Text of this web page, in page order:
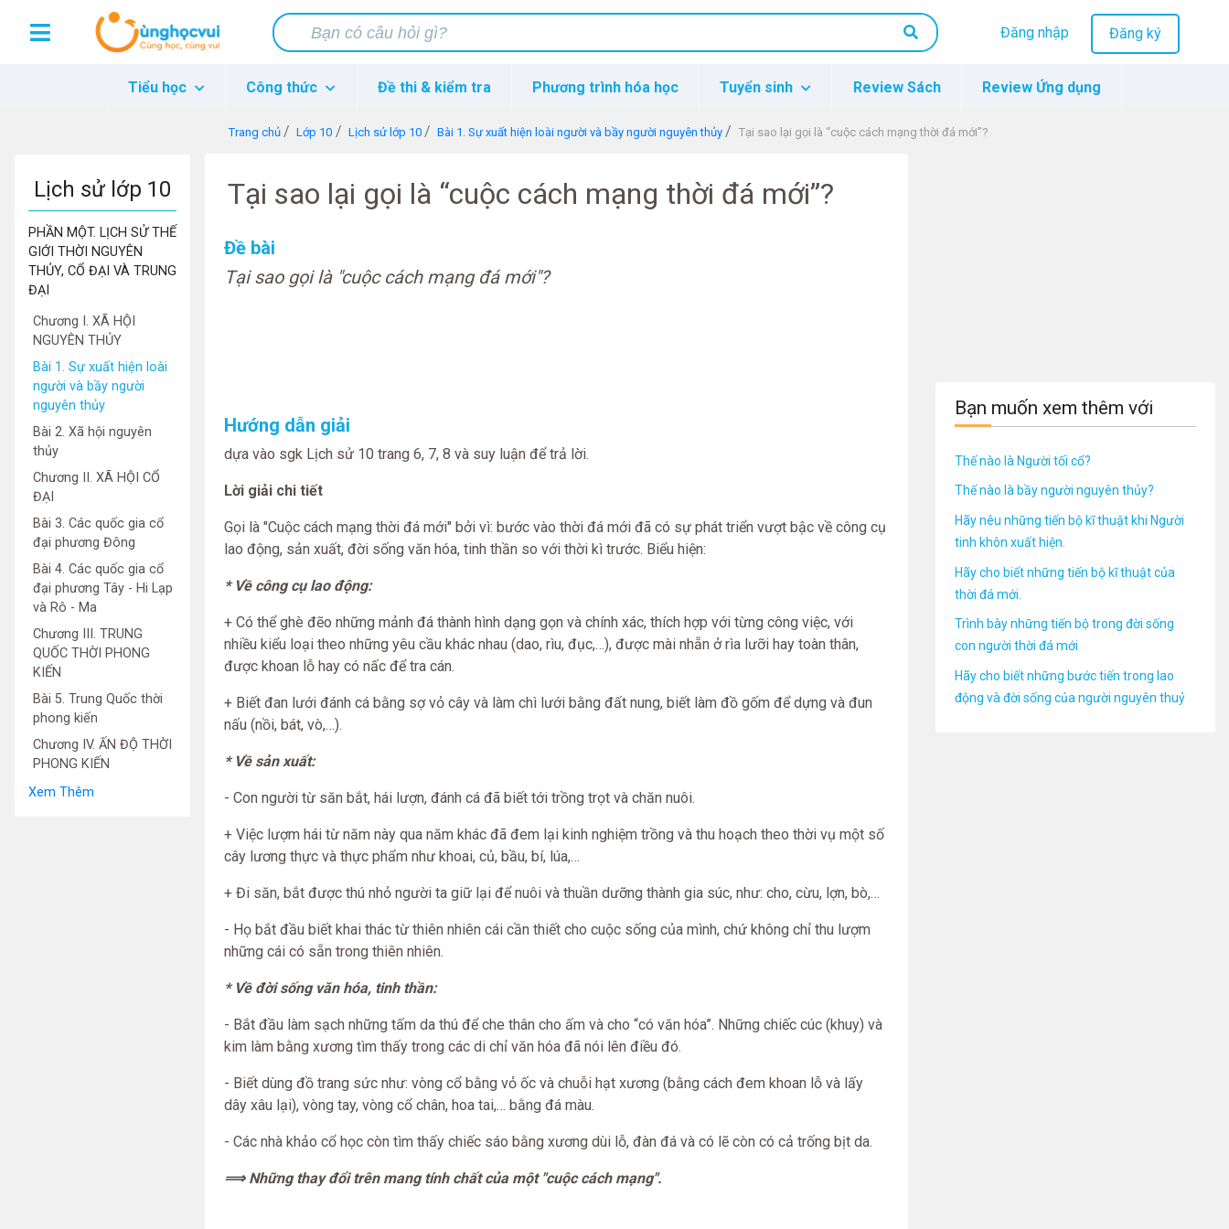
Đăng nhập Đăng ký
Tiểu học Công thức Đề thi & kiểm tra Phương trình hóa học Tuyển sinh Review Sách Review Ứng dụng
Trang chủ Lớp 10 Lịch sử lớp 10 Bài 1. Sự xuất hiện loài người và bầy người nguyên thủy Tại sao lại gọi là “cuộc cách mạng thời đá mới”?
Lịch sử lớp 10
PHẦN MỘT. LỊCH SỬ THẾ
GIỚI THỜI NGUYÊN
THỦY, CỔ ĐẠI VÀ TRUNG
ĐẠI
Chương I. XÃ HỘI
NGUYÊN THỦY
Bài 1. Sự xuất hiện loài
người và bầy người
nguyên thủy
Bài 2. Xã hội nguyên
thủy
Chương II. XÃ HỘI CỔ
ĐẠI
Bài 3. Các quốc gia cổ
đại phương Đông
Bài 4. Các quốc gia cổ
đại phương Tây - Hi Lạp
và Rô - Ma
Chương III. TRUNG
QUỐC THỜI PHONG
KIẾN
Bài 5. Trung Quốc thời
phong kiến
Chương IV. ẤN ĐỘ THỜI
PHONG KIẾN
Xem Thêm
Tại sao lại gọi là “cuộc cách mạng thời đá mới”?
Đề bài
Tại sao gọi là "cuộc cách mạng đá mới"?
Hướng dẫn giải
dựa vào sgk Lịch sử 10 trang 6, 7, 8 và suy luận để trả lời.
Lời giải chi tiết
Gọi là "Cuộc cách mạng thời đá mới" bởi vì: bước vào thời đá mới đã có sự phát triển vượt bậc về công cụ
lao động, sản xuất, đời sống văn hóa, tinh thần so với thời kì trước. Biểu hiện:
* Về công cụ lao động:
+ Có thể ghè đẽo những mảnh đá thành hình dạng gọn và chính xác, thích hợp với từng công việc, với
nhiều kiểu loại theo những yêu cầu khác nhau (dao, rìu, đục,…), được mài nhẵn ở rìa lưỡi hay toàn thân,
được khoan lỗ hay có nấc để tra cán.
+ Biết đan lưới đánh cá bằng sợ vỏ cây và làm chì lưới bằng đất nung, biết làm đồ gốm để dựng và đun
nấu (nồi, bát, vò,…).
* Về sản xuất:
- Con người từ săn bắt, hái lượn, đánh cá đã biết tới trồng trọt và chăn nuôi.
+ Việc lượm hái từ năm này qua năm khác đã đem lại kinh nghiệm trồng và thu hoạch theo thời vụ một số
cây lương thực và thực phẩm như khoai, củ, bầu, bí, lúa,…
+ Đi săn, bắt được thú nhỏ người ta giữ lại để nuôi và thuần dưỡng thành gia súc, như: cho, cừu, lợn, bò,…
- Họ bắt đầu biết khai thác từ thiên nhiên cái cần thiết cho cuộc sống của mình, chứ không chỉ thu lượm
những cái có sẵn trong thiên nhiên.
* Về đời sống văn hóa, tinh thần:
- Bắt đầu làm sạch những tấm da thú để che thân cho ấm và cho “có văn hóa”. Những chiếc cúc (khuy) và
kim làm bằng xương tìm thấy trong các di chỉ văn hóa đã nói lên điều đó.
- Biết dùng đồ trang sức như: vòng cổ bằng vỏ ốc và chuỗi hạt xương (bằng cách đem khoan lỗ và lấy
dây xâu lại), vòng tay, vòng cổ chân, hoa tai,… bằng đá màu.
- Các nhà khảo cổ học còn tìm thấy chiếc sáo bằng xương dùi lỗ, đàn đá và có lẽ còn có cả trống bịt da.
⟹ Những thay đổi trên mang tính chất của một "cuộc cách mạng".
Bạn muốn xem thêm với
Thế nào là Người tối cổ?
Thế nào là bầy người nguyên thủy?
Hãy nêu những tiến bộ kĩ thuật khi Người
tinh khôn xuất hiện.
Hãy cho biết những tiến bộ kĩ thuật của
thời đá mới.
Trình bày những tiến bộ trong đời sống
con người thời đá mới
Hãy cho biết những bước tiến trong lao
động và đời sống của người nguyên thuỷ